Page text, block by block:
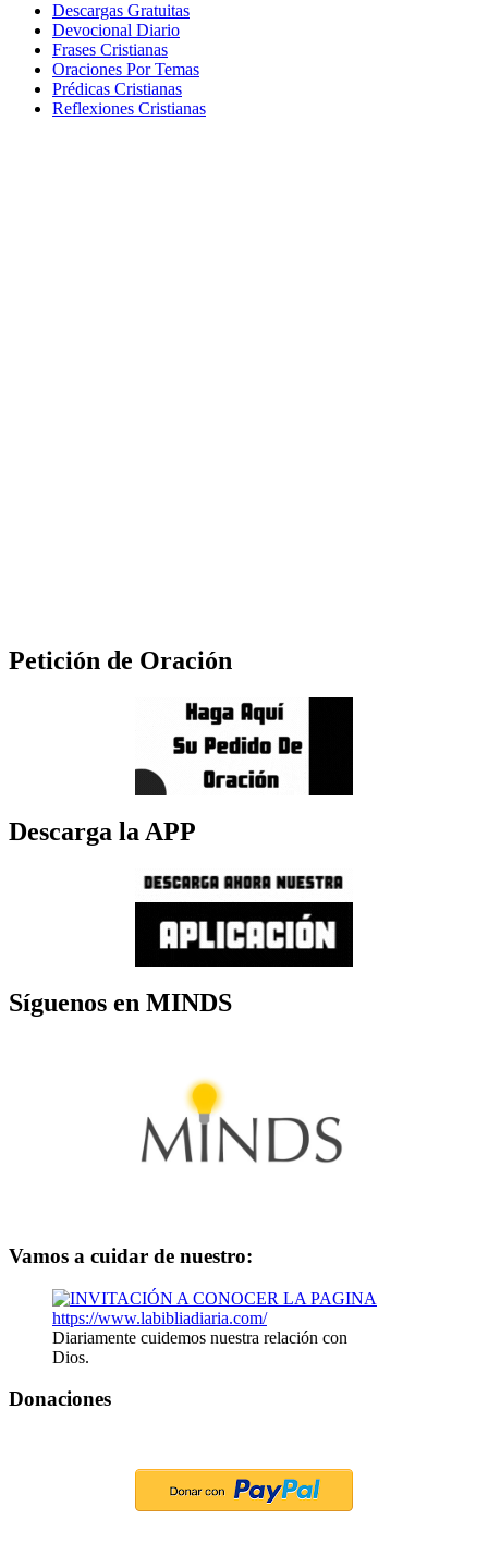
Descargas Gratuitas
Devocional Diario
Frases Cristianas
Oraciones Por Temas
Prédicas Cristianas
Reflexiones Cristianas
Petición de Oración
Descarga la APP
Síguenos en MINDS
Vamos a cuidar de nuestro:
Diariamente cuidemos nuestra relación con
Dios.
Donaciones